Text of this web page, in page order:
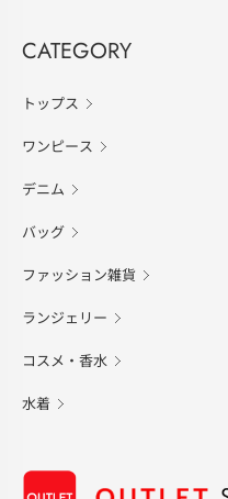
CATEGORY
トップス
ワンピース
デニム
バッグ
ファッション雑貨
ランジェリー
コスメ・香水
水着